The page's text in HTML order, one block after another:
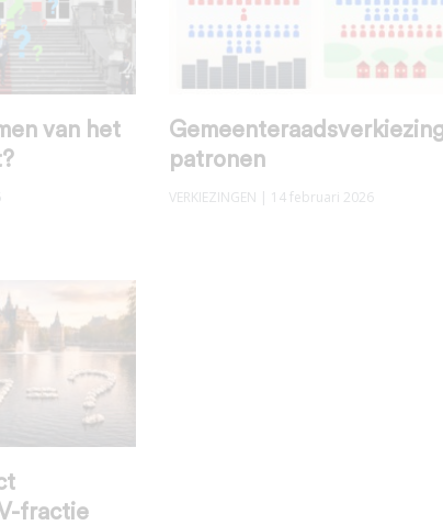
van het
patronen
VERKIEZINGEN | 14 februari 2026
fractie